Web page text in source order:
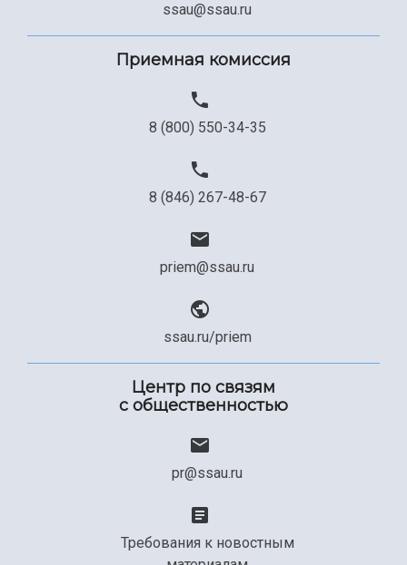
ssau@ssau.ru
Приемная комиссия
8 (800) 550-34-35
8 (846) 267-48-67
priem@ssau.ru
ssau.ru/priem
Центр по связям
с общественностью
pr@ssau.ru
Требования к новостным